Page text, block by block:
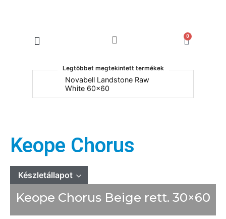
0
Legtöbbet megtekintett termékek
Novabell Landstone Raw
White 60x60
Keope Chorus
Készletállapot
Mindet mutat
Keope Chorus Beige rett. 30×60